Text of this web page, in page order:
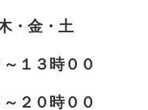
・金・土
１３時００
２０時００